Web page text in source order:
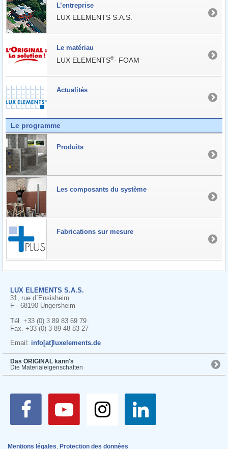
L’entreprise
LUX ELEMENTS S.A.S.
Le matériau
LUX ELEMENTS®- FOAM
Actualités
Le programme
Produits
Les composants du système
Fabrications sur mesure
LUX ELEMENTS S.A.S.
31, rue d´Ensisheim
F - 68190 Ungersheim
Tél. +33 (0) 3 89 83 69 79
Fax. +33 (0) 3 89 48 83 27
Email: info[at]luxelements.de
Das ORIGINAL kann's
Die Materialeigenschaften
Mentions légales, Protection des données